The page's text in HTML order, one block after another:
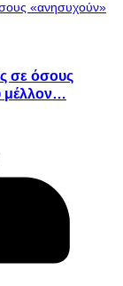
σε όσους
μέλλον…